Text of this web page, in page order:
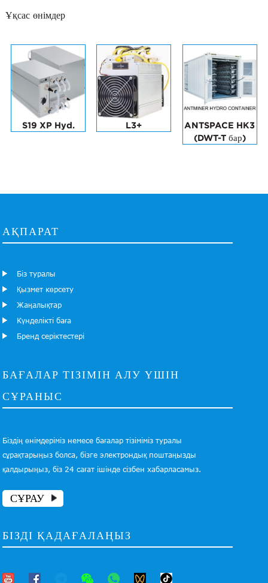
Ұқсас өнімдер
S19 XP Hyd. L3+
ANTSPACE HK3
(DWT-T бар)
АҚПАРАТ
Біз туралы
Қызмет көрсету
Жаңалықтар
Күнделікті баға
Бренд серіктестері
БАҒАЛАР ТІЗІМІН АЛУ ҮШІН
СҰРАНЫС
Біздің өнімдеріміз немесе бағалар тізіміміз туралы
сұрақтарыңыз болса, бізге электрондық поштаңызды
қалдырыңыз, біз 24 сағат ішінде сізбен хабарласамыз.
СҰРАУ
БІЗДІ ҚАДАҒАЛАҢЫЗ